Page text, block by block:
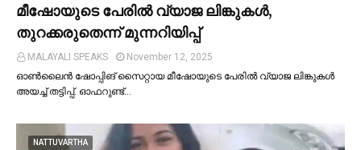
മീഷോയുടെ പേരില്‍ വ്യാജ ലിങ്കുകള്‍,
തുറക്കരുതെന്ന് മുന്നറിയിപ്പ്
MALAYALI SPEAKS
November 12, 2025
ഓണ്‍ലൈൻ ഷോപ്പിങ് സൈറ്റായ മീഷോയുടെ പേരില്‍ വ്യാജ ലിങ്കുകള്‍
അയച്ച്‌ തട്ടിപ്പ്. ഓഫറുണ്ട്…
NATTUVARTHA